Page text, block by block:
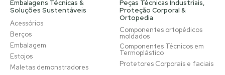
Embalagens Técnicas &
Soluções Sustentáveis
Acessórios
Berços
Embalagem
Estojos
Maletas demonstradores
Peças Técnicas Industriais,
Proteção Corporal &
Ortopedia
Componentes ortopédicos
moldados
Componentes Técnicos em
Termoplástico
Protetores Corporais e faciais